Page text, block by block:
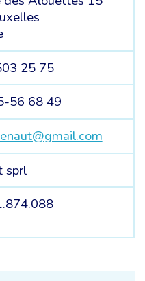
25 75
56 68 49
sprl